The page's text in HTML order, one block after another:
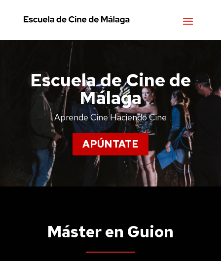
Escuela de Cine de
Málaga
Aprende Cine Haciendo Cine
APÚNTATE
Máster en Guion